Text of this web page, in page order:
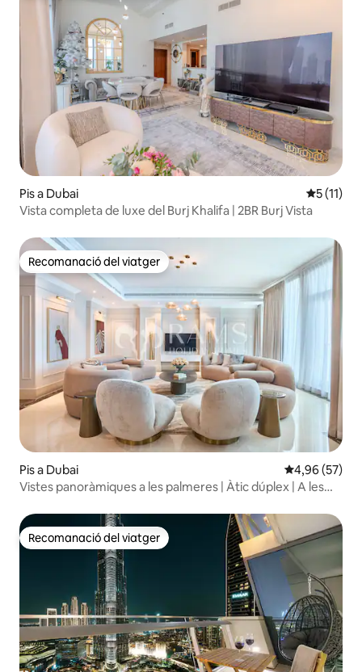
Pis a Dubai 5 de
5 (11)
Vista completa de luxe del Burj Khalifa | 2BR Burj Vista
Recomanació del viatger
Recomanació del viatger
Pis a Dubai 4,96 de
4,96 (57)
Vistes panoràmiques a les palmeres | Àtic dúplex | A les
Recomanació del viatger
Recomanació del viatger